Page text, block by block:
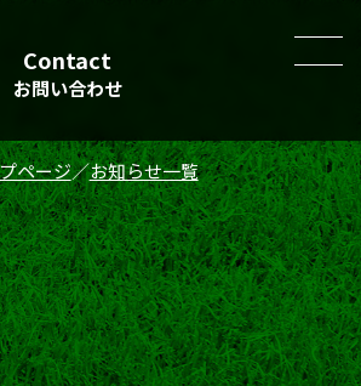
Contact
お問い合わせ
ページ お知らせ一覧